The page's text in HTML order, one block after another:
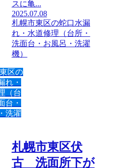
スに亀...
2025.07.08
札幌市東区の蛇口水漏
れ・水道修理（台所・
洗面台・お風呂・洗濯
機）
区の
れ・
（台
台・
洗濯
札幌市東区伏
古 洗面所下が